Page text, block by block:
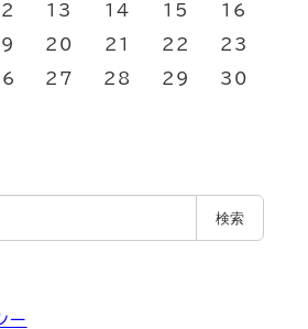
13 14 15 16
20 21 22 23
27 28 29 30
検索
ー